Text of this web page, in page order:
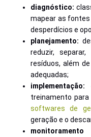
diagnóstico:
mapear as
desperdícios e
planejamento:
reduzir,
resíduos, além
adequadas;
implementação:
treinamento
softwares de
geração e o